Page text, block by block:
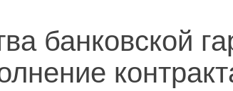
банковской